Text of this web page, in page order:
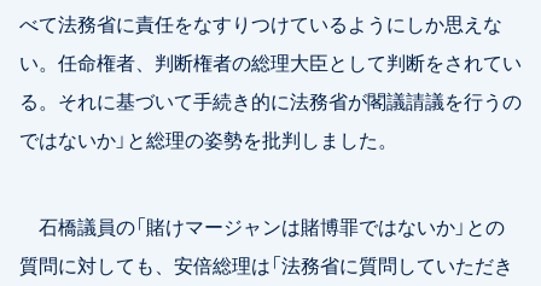
べて法務省に責任をなすりつけているようにしか思えな
い。任命権者、判断権者の総理大臣として判断をされてい
る。それに基づいて手続き的に法務省が閣議請議を行うの
ではないか」と総理の姿勢を批判しました。
石橋議員の「賭けマージャンは賭博罪ではないか」との
質問に対しても、安倍総理は「法務省に質問していただき